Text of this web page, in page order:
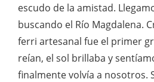
escudo de la amistad.
buscando el Río Magdalena.
ferri artesanal fue el primer
reían, el sol brillaba y
finalmente volvía a nosotros.